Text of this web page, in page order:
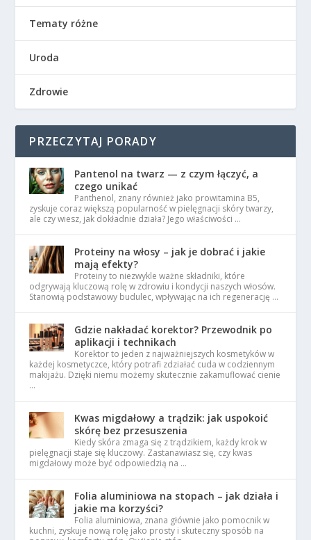
Tematy różne
Uroda
Zdrowie
PRZECZYTAJ PORADY
Pantenol na twarz — z czym łączyć, a
czego unikać
Panthenol, znany również jako prowitamina B5,
zyskuje coraz większą popularność w pielęgnacji skóry twarzy,
ale czy wiesz, jak dokładnie działa? Jego właściwości …
Proteiny na włosy – jak je dobrać i jakie
mają efekty?
Proteiny to niezwykle ważne składniki, które
odgrywają kluczową rolę w zdrowiu i kondycji naszych włosów.
Stanowią podstawowy budulec, wpływając na ich regenerację …
Gdzie nakładać korektor? Przewodnik po
aplikacji i technikach
Korektor to jeden z najważniejszych kosmetyków w
każdej kosmetyczce, który potrafi zdziałać cuda w codziennym
makijażu. Dzięki niemu możemy skutecznie zakamuflować cienie
…
Kwas migdałowy a trądzik: jak uspokoić
skórę bez przesuszenia
Kiedy skóra zmaga się z trądzikiem, każdy krok w
pielęgnacji staje się kluczowy. Zastanawiasz się, czy kwas
migdałowy może być odpowiedzią na …
Folia aluminiowa na stopach – jak działa i
jakie ma korzyści?
Folia aluminiowa, znana głównie jako pomocnik w
kuchni, zyskuje nową rolę jako prosty i skuteczny sposób na